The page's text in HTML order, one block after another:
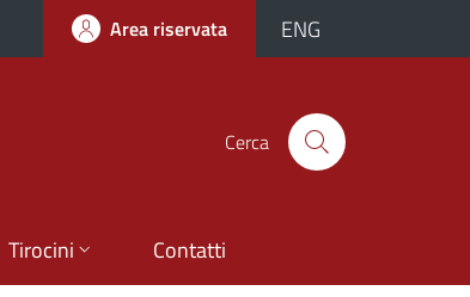
Area riservata ENG
Cerca
Tirocini Contatti